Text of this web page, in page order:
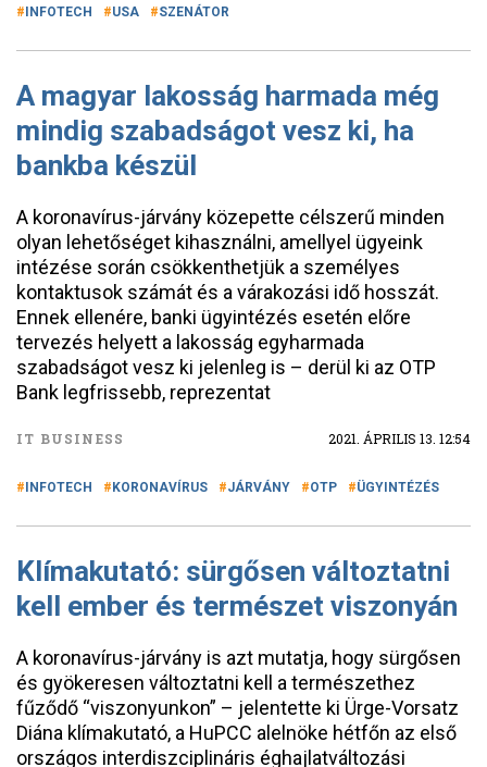
INFOTECH USA SZENÁTOR
A magyar lakosság harmada még
mindig szabadságot vesz ki, ha
bankba készül
A koronavírus-járvány közepette célszerű minden
olyan lehetőséget kihasználni, amellyel ügyeink
intézése során csökkenthetjük a személyes
kontaktusok számát és a várakozási idő hosszát.
Ennek ellenére, banki ügyintézés esetén előre
tervezés helyett a lakosság egyharmada
szabadságot vesz ki jelenleg is – derül ki az OTP
Bank legfrissebb, reprezentat
IT BUSINESS 2021. ÁPRILIS 13. 12:54
INFOTECH KORONAVÍRUS JÁRVÁNY OTP ÜGYINTÉZÉS
Klímakutató: sürgősen változtatni
kell ember és természet viszonyán
A koronavírus-járvány is azt mutatja, hogy sürgősen
és gyökeresen változtatni kell a természethez
fűződő “viszonyunkon” – jelentette ki Ürge-Vorsatz
Diána klímakutató, a HuPCC alelnöke hétfőn az első
országos interdiszciplináris éghajlatváltozási